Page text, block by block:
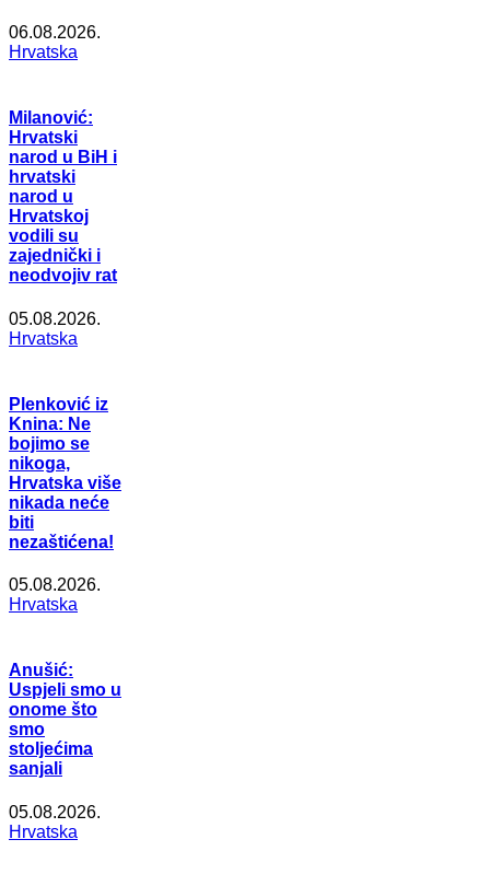
06.08.2026.
Hrvatska
Milanović:
Hrvatski
narod u BiH i
hrvatski
narod u
Hrvatskoj
vodili su
zajednički i
neodvojiv rat
05.08.2026.
Hrvatska
Plenković iz
Knina: Ne
bojimo se
nikoga,
Hrvatska više
nikada neće
biti
nezaštićena!
05.08.2026.
Hrvatska
Anušić:
Uspjeli smo u
onome što
smo
stoljećima
sanjali
05.08.2026.
Hrvatska